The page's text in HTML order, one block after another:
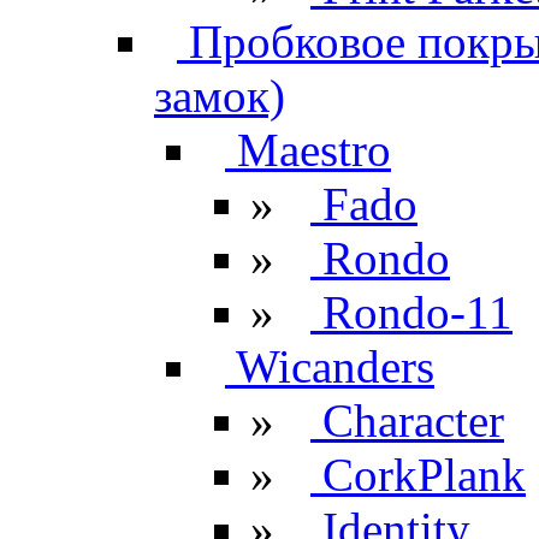
Пробковое
замок)
Maestro
»
Fado
»
Rondo
»
Rondo-11
Wicanders
»
Character
»
CorkPlank
»
Identity